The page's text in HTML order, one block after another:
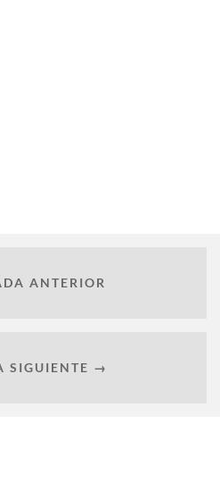
ANTERIOR
SIGUIENTE →